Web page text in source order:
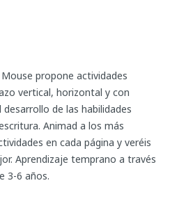
propone actividades
vertical, horizontal y con
de las habilidades
Animad a los más
en cada página y veréis
Aprendizaje temprano a través
3-6 años.